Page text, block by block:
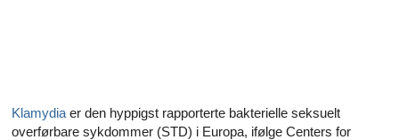
Alle artikler om Alzheimers sykdom
Klamydia er den hyppigst rapporterte bakterielle seksuelt
overførbare sykdommer (STD) i Europa, ifølge Centers for